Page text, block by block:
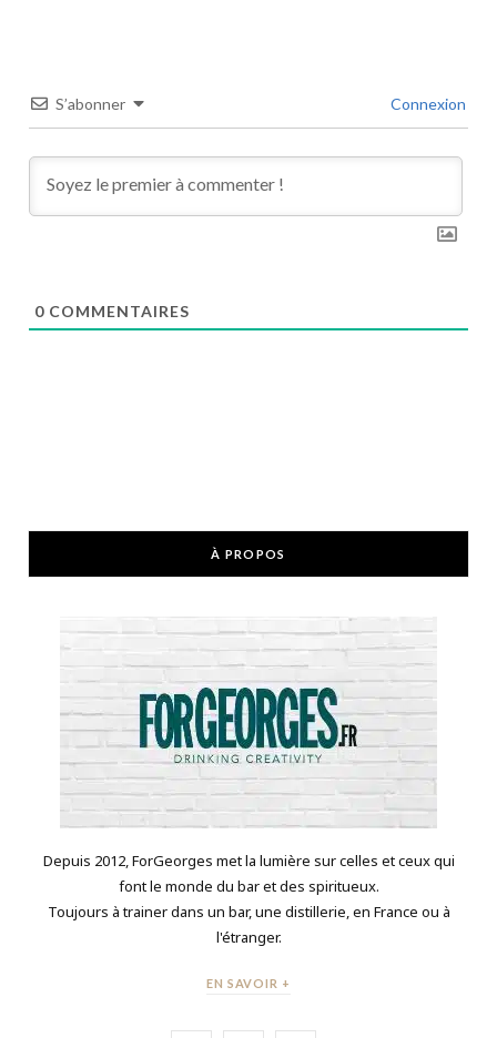
S’abonner Connexion
0 COMMENTAIRES
À PROPOS
Depuis 2012, ForGeorges met la lumière sur celles et ceux qui
font le monde du bar et des spiritueux.
Toujours à trainer dans un bar, une distillerie, en France ou à
l'étranger.
EN SAVOIR +